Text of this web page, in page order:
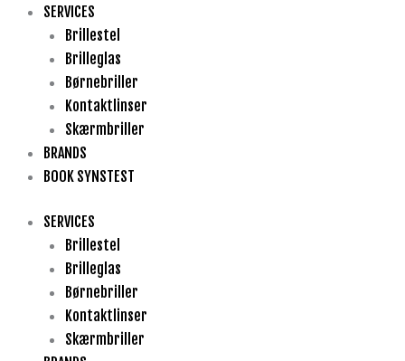
indholdet
SERVICES
Brillestel
Brilleglas
Børnebriller
Kontaktlinser
Skærmbriller
BRANDS
BOOK SYNSTEST
SERVICES
Brillestel
Brilleglas
Børnebriller
Kontaktlinser
Skærmbriller